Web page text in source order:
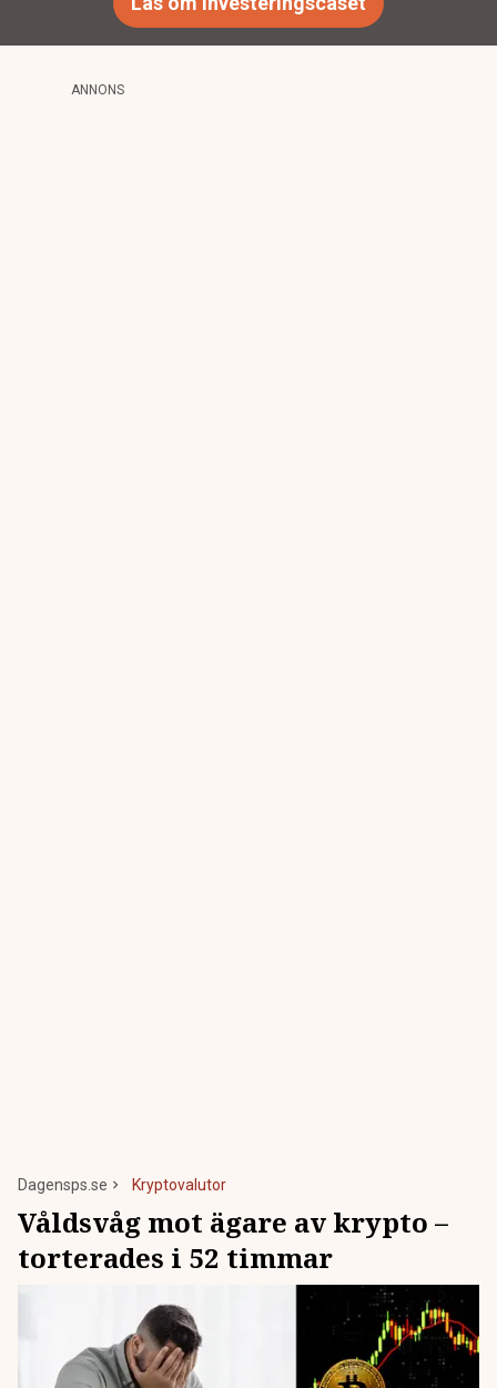
ANNONS
Dagensps.se Kryptovalutor
Våldsvåg mot ägare av krypto –
torterades i 52 timmar